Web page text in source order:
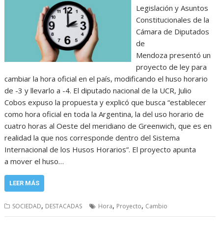
Legislación y Asuntos
Constitucionales de la
Cámara de Diputados
de
Mendoza presentó un
proyecto de ley para
cambiar la hora oficial en el país, modificando el huso horario
de -3 y llevarlo a -4. El diputado nacional de la UCR, Julio
Cobos expuso la propuesta y explicó que busca “establecer
como hora oficial en toda la Argentina, la del uso horario de
cuatro horas al Oeste del meridiano de Greenwich, que es en
realidad la que nos corresponde dentro del Sistema
Internacional de los Husos Horarios”. El proyecto apunta
a mover el huso…
LEER MÁS
SOCIEDAD, DESTACADAS Hora, Proyecto, Cambio